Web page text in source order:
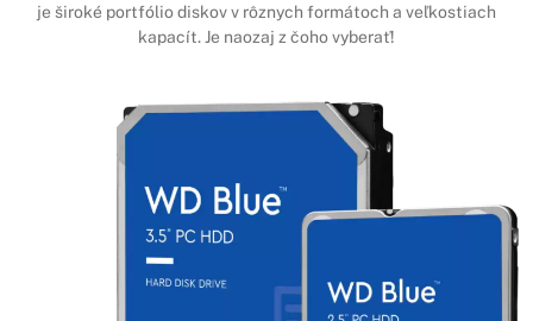
je široké portfólio diskov v rôznych formátoch a veľkostiach
kapacít. Je naozaj z čoho vyberať!